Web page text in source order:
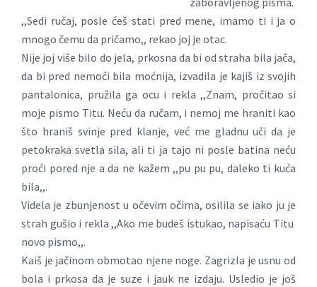
,,Sedi ručaj, posle ćeš stati pred mene, imamo ti i ja o
mnogo čemu da pričamo,, rekao joj je otac.
Nije joj više bilo do jela, prkosna da bi od straha bila jača,
da bi pred nemoći bila moćnija, izvadila je kajiš iz svojih
pantalonica, pružila ga ocu i rekla ,,Znam, pročitao si
moje pismo Titu. Neću da ručam, i nemoj me hraniti kao
što hraniš svinje pred klanje, već me gladnu uči da je
petokraka svetla sila, ali ti ja tajo ni posle batina neću
proći pored nje a da ne kažem ,,pu pu pu, daleko ti kuća
bila,,.
Videla je zbunjenost u očevim očima, osilila se iako ju je
strah gušio i rekla ,,Ako me budeš istukao, napisaću Titu
novo pismo,,.
Kaiš je jačinom obmotao njene noge. Zagrizla je usnu od
bola i prkosa da je suze i jauk ne izdaju. Usledio je još